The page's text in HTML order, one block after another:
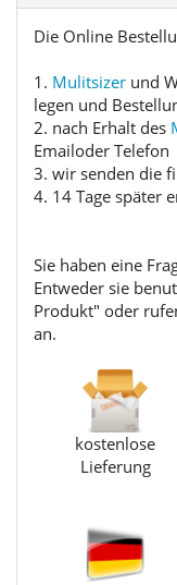
Die Online
1. Mulitsizer und
legen und
2. nach Erhalt des
Emailoder Telefon
3. wir senden die
4. 14 Tage später
Sie haben eine
Entweder sie
Produkt" oder
an.
kostenlose
Lieferung